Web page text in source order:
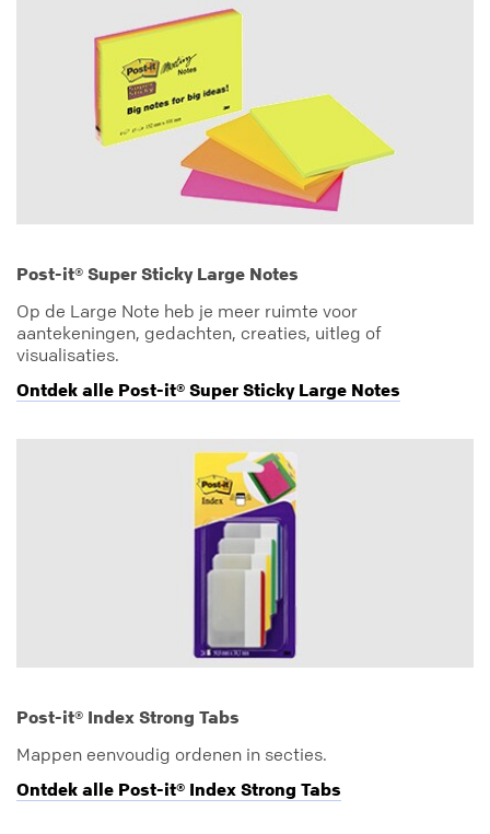
Post-it® Super Sticky Large Notes
Op de Large Note heb je meer ruimte voor
aantekeningen, gedachten, creaties, uitleg of
visualisaties.
Ontdek alle Post-it® Super Sticky Large Notes
Post-it® Index Strong Tabs
Mappen eenvoudig ordenen in secties.
Ontdek alle Post-it® Index Strong Tabs